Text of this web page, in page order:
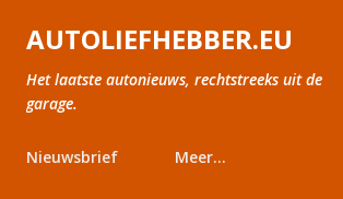
Doorgaan naar hoofdcontent
AUTOLIEFHEBBER.EU
Het laatste autonieuws, rechtstreeks uit de
garage.
Nieuwsbrief Meer…